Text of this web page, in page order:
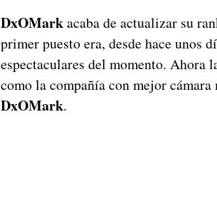
DxOMarkacaba de actualizar su
primer puesto era, desde hace unos
espectaculares del momento. Ahora
como la compañía con mejor
DxOMark.